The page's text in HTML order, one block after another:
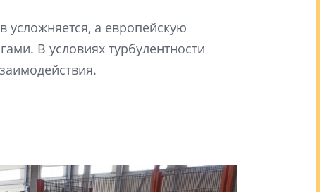
усложняется, а европейскую
В условиях турбулентности
Центробанк: квартиры в домах
2020-2026 годов постройки на